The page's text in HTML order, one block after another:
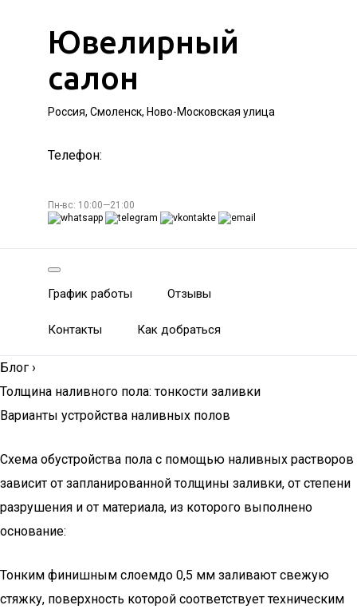
Ювелирный
салон
Россия, Смоленск, Ново-Московская улица
Телефон:
Пн-вс: 10:00—21:00
График работы Отзывы
Контакты Как добраться
Блог ›
Толщина наливного пола: тонкости заливки
Варианты устройства наливных полов
Схема обустройства пола с помощью наливных растворов
зависит от запланированной толщины заливки, от степени
разрушения и от материала, из которого выполнено
основание:
Тонким финишным слоемдо 0,5 мм заливают свежую
стяжку, поверхность которой соответствует техническим